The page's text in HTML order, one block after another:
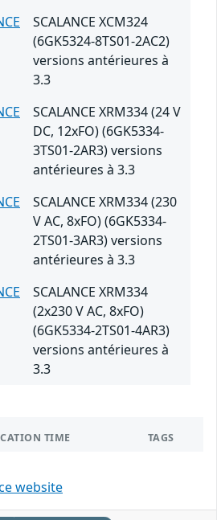
SCALANCE XCM324
(6GK5324-8TS01-2AC2)
versions antérieures à
3.3
SCALANCE XRM334 (24 V
DC, 12xFO) (6GK5334-
3TS01-2AR3) versions
antérieures à 3.3
SCALANCE XRM334 (230
V AC, 8xFO) (6GK5334-
2TS01-3AR3) versions
antérieures à 3.3
SCALANCE XRM334
(2x230 V AC, 8xFO)
(6GK5334-2TS01-4AR3)
versions antérieures à
3.3
TIME TAGS
website